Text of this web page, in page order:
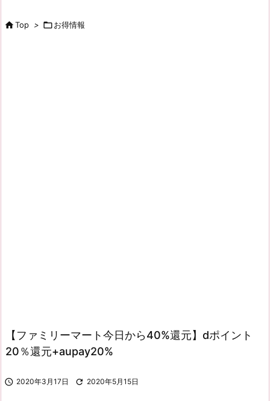
Top > お得情報
【ファミリーマート今日から40%還元】dポイント
20％還元+aupay20%
 2020年3月17日  2020年5月15日